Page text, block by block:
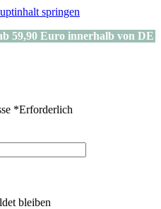
springen
59,90 Euro innerhalb von DE
*Erforderlich
bleiben